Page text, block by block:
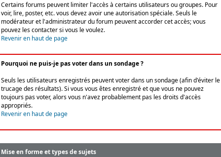
Certains forums peuvent limiter l'accès à certains utilisateurs ou groupes. Pour
voir, lire, poster, etc. vous devez avoir une autorisation spéciale. Seuls le
modérateur et l'administrateur du forum peuvent accorder cet accès; vous
pouvez les contacter si vous le voulez.
Revenir en haut de page
Pourquoi ne puis-je pas voter dans un sondage ?
Seuls les utilisateurs enregistrés peuvent voter dans un sondage (afin d'éviter le
trucage des résultats). Si vous vous êtes enregistré et que vous ne pouvez
toujours pas voter, alors vous n'avez probablement pas les droits d'accès
appropriés.
Revenir en haut de page
Mise en forme et types de sujets